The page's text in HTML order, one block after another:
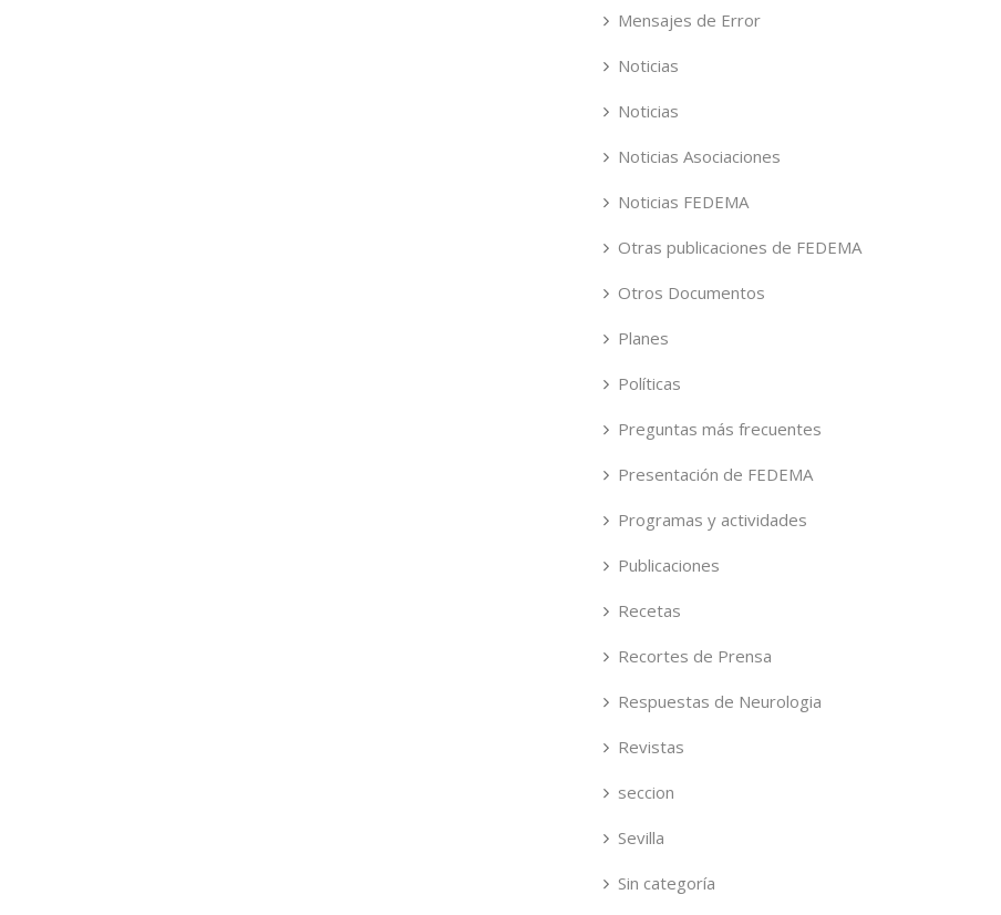
Mensajes de Error
Noticias
Noticias
Noticias Asociaciones
Noticias FEDEMA
Otras publicaciones de FEDEMA
Otros Documentos
Planes
Políticas
Preguntas más frecuentes
Presentación de FEDEMA
Programas y actividades
Publicaciones
Recetas
Recortes de Prensa
Respuestas de Neurologia
Revistas
seccion
Sevilla
Sin categoría